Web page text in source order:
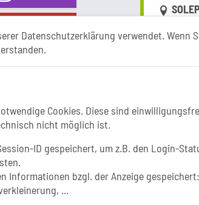
Datenschutzerklärung verwendet. Wenn
Cookies. Diese sind
nicht möglich ist.
ID gespeichert, um z.B. den Login-
Informationen bzgl. der Anzeige gespeichert:
...
Link zur